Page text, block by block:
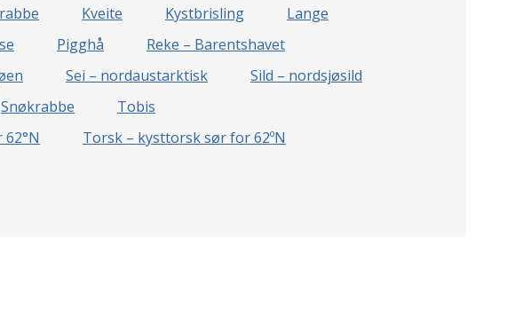
Kveite Kystbrisling
Lange
Pigghå
Reke – Barentshavet
Sei – nordaustarktisk
Sild – nordsjøsild
Snøkrabbe
Tobis
Torsk – kysttorsk sør for 62ºN